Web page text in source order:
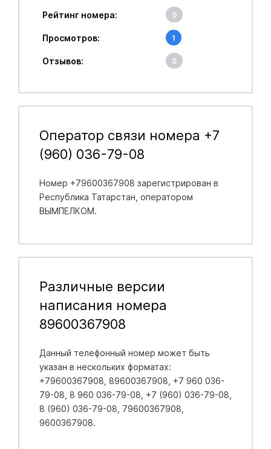
Рейтинг номера: 0
Просмотров: 1
Отзывов: 0
Оператор связи номера +7
(960) 036-79-08
Номер +79600367908 зарегистрирован в
Республика Татарстан , оператором
ВЫМПЕЛКОМ.
Различные версии
написания номера
89600367908
Данный телефонный номер может быть
указан в нескольких форматах:
+79600367908, 89600367908, +7 960 036-
79-08, 8 960 036-79-08, +7 (960) 036-79-08,
8 (960) 036-79-08, 79600367908,
9600367908.